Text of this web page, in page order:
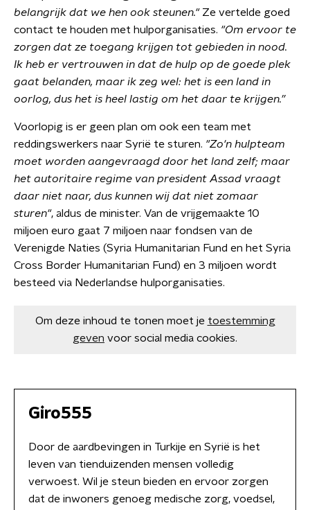
belangrijk dat we hen ook steunen." Ze vertelde goed
contact te houden met hulporganisaties. "Om ervoor te
zorgen dat ze toegang krijgen tot gebieden in nood.
Ik heb er vertrouwen in dat de hulp op de goede plek
gaat belanden, maar ik zeg wel: het is een land in
oorlog, dus het is heel lastig om het daar te krijgen.”
Voorlopig is er geen plan om ook een team met
reddingswerkers naar Syrië te sturen. "Zo'n hulpteam
moet worden aangevraagd door het land zelf; maar
het autoritaire regime van president Assad vraagt
daar niet naar, dus kunnen wij dat niet zomaar
sturen", aldus de minister. Van de vrijgemaakte 10
miljoen euro gaat 7 miljoen naar fondsen van de
Verenigde Naties (Syria Humanitarian Fund en het Syria
Cross Border Humanitarian Fund) en 3 miljoen wordt
besteed via Nederlandse hulporganisaties.
Om deze inhoud te tonen moet je toestemming
geven voor social media cookies.
Giro555
Door de aardbevingen in Turkije en Syrië is het
leven van tienduizenden mensen volledig
verwoest. Wil je steun bieden en ervoor zorgen
dat de inwoners genoeg medische zorg, voedsel,